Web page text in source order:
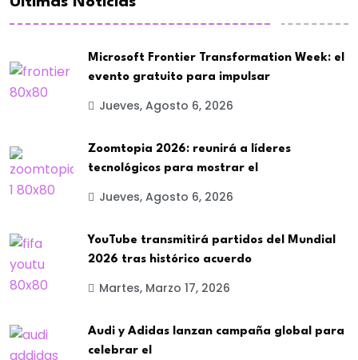
Microsoft Frontier Transformation Week: el
evento gratuito para impulsar
Jueves, Agosto 6, 2026
Zoomtopia 2026: reunirá a líderes
tecnológicos para mostrar el
Jueves, Agosto 6, 2026
YouTube transmitirá partidos del Mundial
2026 tras histórico acuerdo
Martes, Marzo 17, 2026
Audi y Adidas lanzan campaña global para
celebrar el